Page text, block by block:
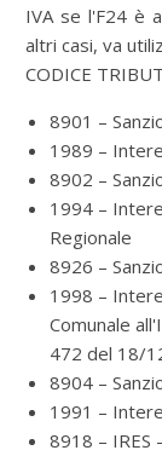
IVA se l'F24 è
altri casi, va
CODICE
8901 –
1989 –
8902 –
1994 –
Regionale
8926 –
1998 –
Comunale
472 del 18/
8904 –
1991 –
8918 – IRES